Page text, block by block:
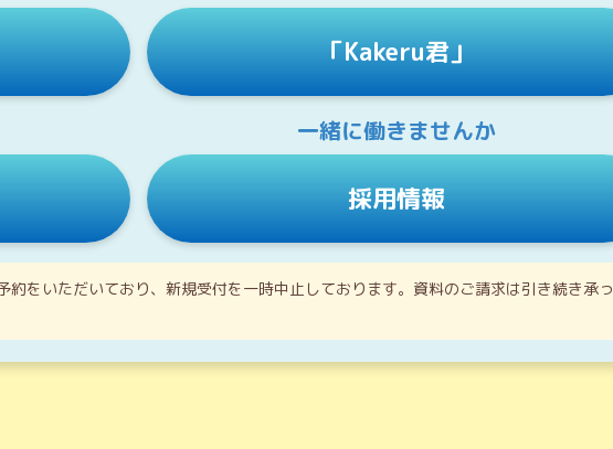
「Kakeru君」
一緒に働きませんか
採用情報
をいただいており、新規受付を一時中止しております。資料のご請求は引き続き承っ